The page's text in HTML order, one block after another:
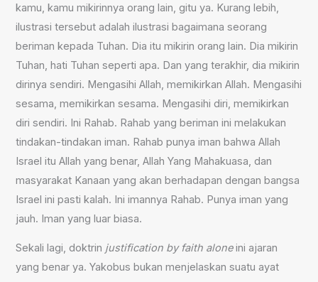
kamu, kamu mikirinnya orang lain, gitu ya. Kurang lebih,
ilustrasi tersebut adalah ilustrasi bagaimana seorang
beriman kepada Tuhan. Dia itu mikirin orang lain. Dia mikirin
Tuhan, hati Tuhan seperti apa. Dan yang terakhir, dia mikirin
dirinya sendiri. Mengasihi Allah, memikirkan Allah. Mengasihi
sesama, memikirkan sesama. Mengasihi diri, memikirkan
diri sendiri. Ini Rahab. Rahab yang beriman ini melakukan
tindakan-tindakan iman. Rahab punya iman bahwa Allah
Israel itu Allah yang benar, Allah Yang Mahakuasa, dan
masyarakat Kanaan yang akan berhadapan dengan bangsa
Israel ini pasti kalah. Ini imannya Rahab. Punya iman yang
jauh. Iman yang luar biasa.
Sekali lagi, doktrin justification by faith aloneini ajaran
yang benar ya. Yakobus bukan menjelaskan suatu ayat